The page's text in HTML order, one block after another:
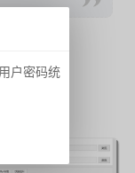
户密码统